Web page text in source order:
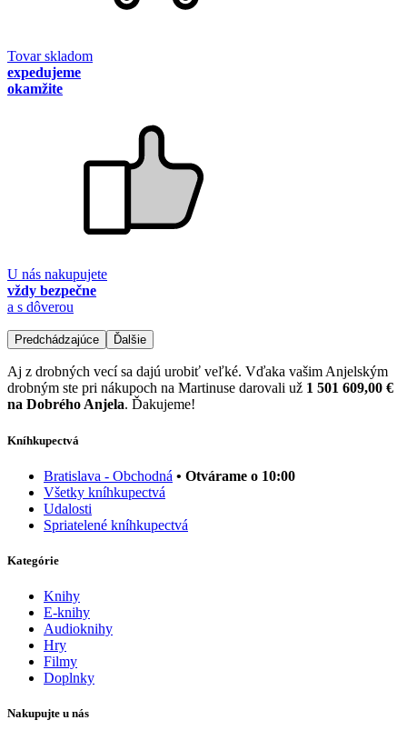
Tovar skladom
expedujeme
okamžite
U nás nakupujete
vždy bezpečne
a s dôverou
Predchádzajúce Ďalšie
Aj z drobných vecí sa dajú urobiť veľké. Vďaka vašim Anjelským
drobným ste pri nákupoch na Martinuse darovali už 1 501 609,00 €
na Dobrého Anjela. Ďakujeme!
Kníhkupectvá
Bratislava - Obchodná • Otvárame o 10:00
Všetky kníhkupectvá
Udalosti
Spriatelené kníhkupectvá
Kategórie
Knihy
E-knihy
Audioknihy
Hry
Filmy
Doplnky
Nakupujte u nás